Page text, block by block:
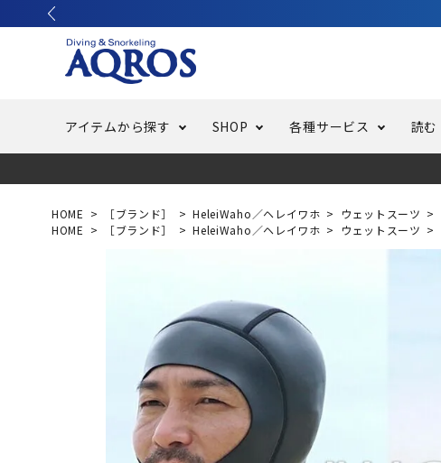
アイテムから探す
バッグ・ケース ウエイト・
スピア・銛（モリ）
SHOP 各種サービス 読む
HOME ［ブランド］ HeleiWaho／ヘレイワホ ウェットスーツ
HOME
［ブランド］ HeleiWaho／ヘレイワホ ウェットスーツ